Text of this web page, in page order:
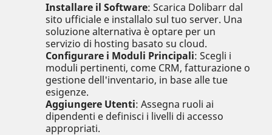
Installare il Software: Scarica Dolibarr dal
sito ufficiale e installalo sul tuo server. Una
soluzione alternativa è optare per un
servizio di hosting basato su cloud.
Configurare i Moduli Principali: Scegli i
moduli pertinenti, come CRM, fatturazione o
gestione dell'inventario, in base alle tue
esigenze.
Aggiungere Utenti: Assegna ruoli ai
dipendenti e definisci i livelli di accesso
appropriati.